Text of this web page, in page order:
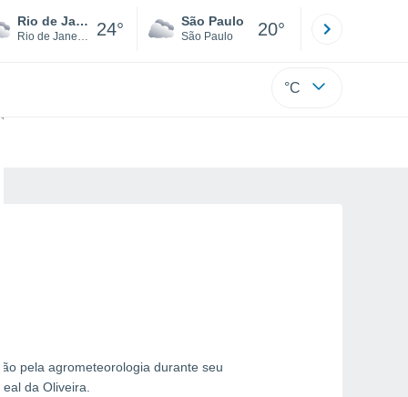
Rio de Janeiro
Rio de Janeiro 24° São Paulo
São Paulo 20°
°C
pela agrometeorologia durante seu
da Oliveira.